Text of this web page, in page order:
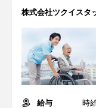
株式会社ツクイス
給与
時